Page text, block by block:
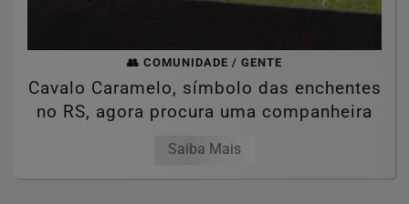
👥 COMUNIDADE / GENTE
Cavalo Caramelo, símbolo das enchentes
no RS, agora procura uma companheira
Saiba Mais